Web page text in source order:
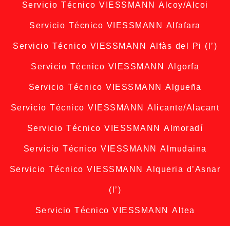
Servicio Técnico VIESSMANN Alcoy/Alcoi
Servicio Técnico VIESSMANN Alfafara
Servicio Técnico VIESSMANN Alfàs del Pi (l’)
Servicio Técnico VIESSMANN Algorfa
Servicio Técnico VIESSMANN Algueña
Servicio Técnico VIESSMANN Alicante/Alacant
Servicio Técnico VIESSMANN Almoradí
Servicio Técnico VIESSMANN Almudaina
Servicio Técnico VIESSMANN Alqueria d’Asnar
(l’)
Servicio Técnico VIESSMANN Altea